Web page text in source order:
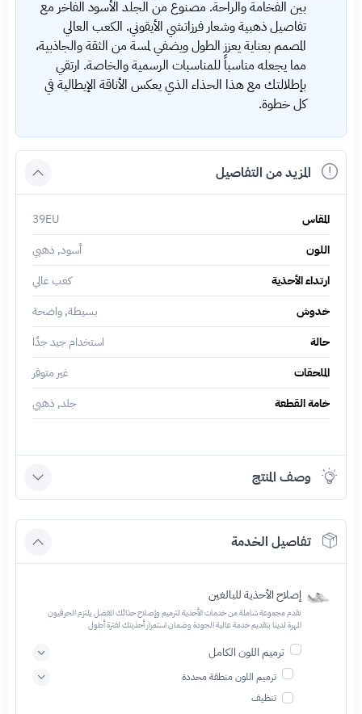
بين الفخامة والراحة. مصنوع من الجلد الأسود الفاخر مع
تفاصيل ذهبية وشعار فرزاتشي الأيقوني. الكعب العالي
المصمم بعناية يعزز الطول ويضفي لمسة من الثقة والجاذبية،
مما يجعله مناسباً للمناسبات الرسمية والخاصة. ارتقي
بإطلالتك مع هذا الحذاء الذي يعكس الأناقة الإيطالية في
كل خطوة.
المزيد من التفاصيل
المقاس
39EU
اللون
أسود, ذهبي
ارتداء الأحذية
كعب عالي
خدوش
بسيطة, واضحة
حالة
استخدام جيد جدًا
الملحقات
غير متوفر
خامة القطعة
جلد, ذهبي
وصف المنتج
تفاصيل الخدمة
إصلاح الأحذية للبالغين
نقدم مجموعة شاملة من خدمات الأحذية لترميم وإصلاح حذائك المفضل يلتزم الحرفيون
المهرة لدينا بتقديم خدمة عالية الجودة وضمان استمرار أحذيتك لفترة أطول
ترميم اللون الكامل
ترميم اللون منطقة محددة
تنظيف